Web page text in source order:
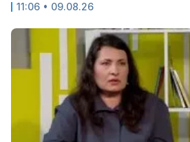
11:06 • 09.08.26